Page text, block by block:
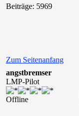
Beiträge: 5969
Zum Seitenanfang
angstbremser
LMP-Pilot
Offline